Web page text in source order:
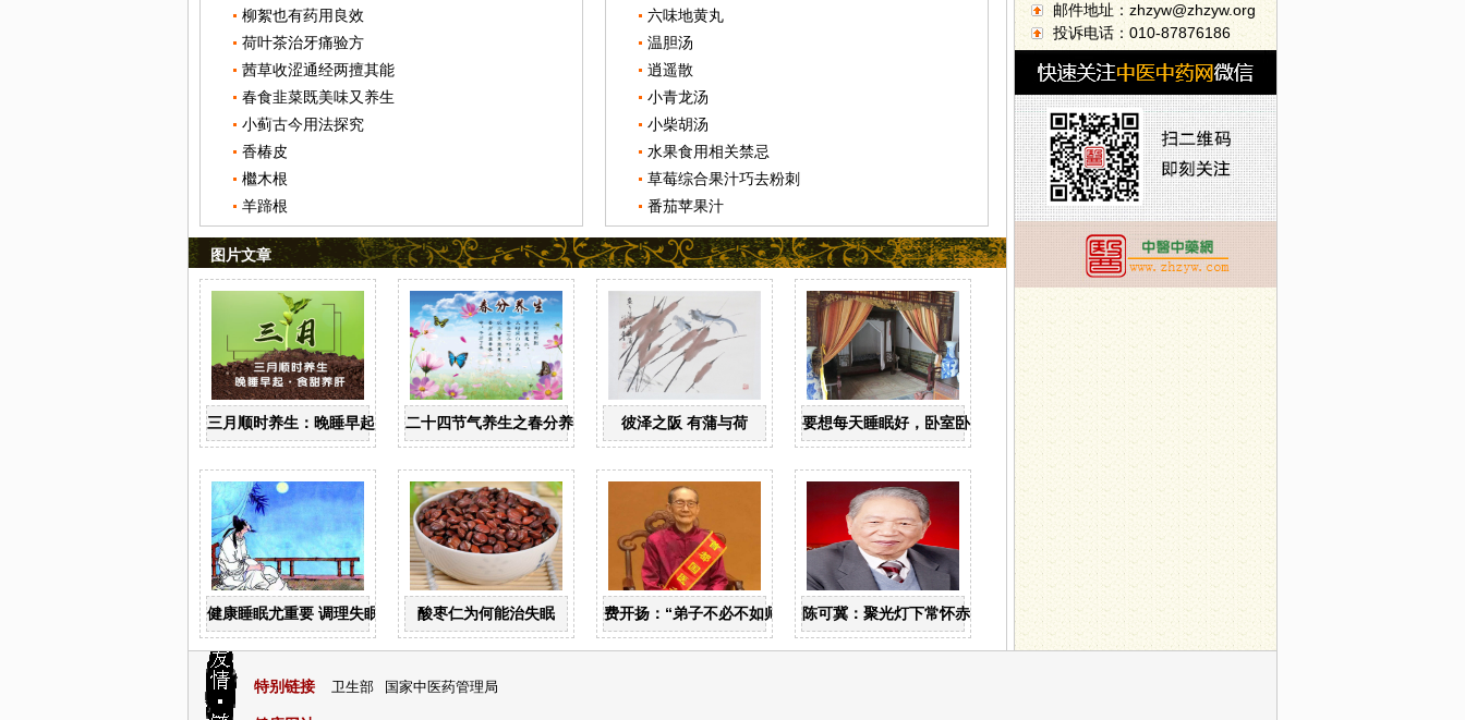
柳絮也有药用良效
荷叶茶治牙痛验方
茜草收涩通经两擅其能
春食韭菜既美味又养生
小蓟古今用法探究
香椿皮
檵木根
羊蹄根
六味地黄丸
温胆汤
逍遥散
小青龙汤
小柴胡汤
水果食用相关禁忌
草莓综合果汁巧去粉刺
番茄苹果汁
图片文章
三月顺时养生：晚睡早起 食甜养肝二十四节气养生之春分养生 彼泽之阪 有蒲与荷 要想每天睡眠好，卧室卧具有讲究
健康睡眠尤重要 调理失眠四诀窍酸枣仁为何能治失眠 费开扬：“弟子不必不如师” 陈可冀：聚光灯下常怀赤子之心
邮件地址：zhzyw@zhzyw.org
投诉电话：010-87876186
特别链接 卫生部 国家中医药管理局